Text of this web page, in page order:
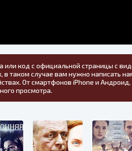
код с официальной страницы с
в таком случае вам нужно написать
От смартфонов iPhone и Андроид,
просмотра.